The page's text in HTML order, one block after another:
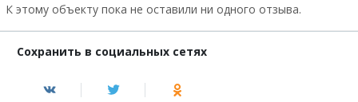
К этому объекту пока не оставили ни одного отзыва.
Сохранить в социальных сетях